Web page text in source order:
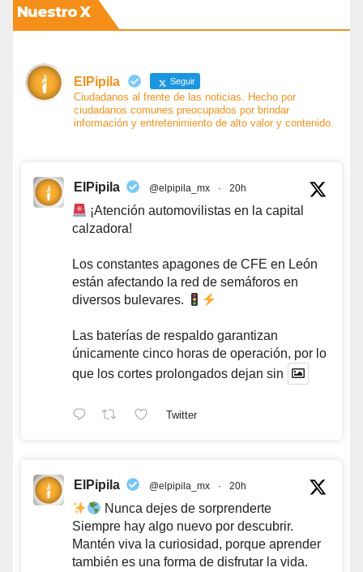
Nuestro X
ElPipila Seguir
Ciudadanos al frente de las noticias. Hecho por
ciudadanos comunes preocupados por brindar
información y entretenimiento de alto valor y contenido.
ElPipila @elpipila_mx · 20h
¡Atención automovilistas en la capital
calzadora!
Los constantes apagones de CFE en León
están afectando la red de semáforos en
diversos bulevares.
Las baterías de respaldo garantizan
únicamente cinco horas de operación, por lo
que los cortes prolongados dejan sin
Twitter
ElPipila @elpipila_mx · 20h
Nunca dejes de sorprenderte
Siempre hay algo nuevo por descubrir.
Mantén viva la curiosidad, porque aprender
también es una forma de disfrutar la vida.